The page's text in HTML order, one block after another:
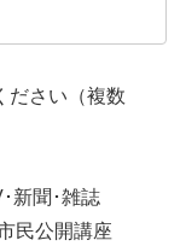
ださい（複数
新聞･雑誌
民公開講座